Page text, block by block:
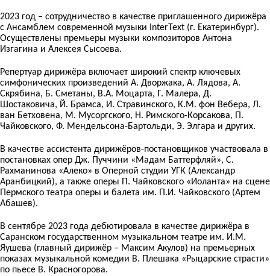
2023 год – сотрудничество в качестве приглашенного дирижёра
с Ансамблем современной музыки InterText (г. Екатеринбург).
Осуществлены премьеры музыки композиторов Антона
Изгагина и Алексея Сысоева.
Репертуар дирижёра включает широкий спектр ключевых
симфонических произведений А. Дворжака, А. Лядова, А.
Скрябина, Б. Сметаны, В.А. Моцарта, Г. Малера, Д.
Шостаковича, Й. Брамса, И. Стравинского, К.М. фон Вебера, Л.
ван Бетховена, М. Мусоргского, Н. Римского-Корсакова, П.
Чайковского, Ф. Мендельсона-Бартольди, Э. Элгара и других.
В качестве ассистента дирижёров-постановщиков участвовала в
постановках опер Дж. Пуччини «Мадам Баттерфляй», С.
Рахманинова «Алеко» в Оперной студии УГК (Александр
Аранбицкий), а также оперы П. Чайковского «Иоланта» на сцене
Пермского театра оперы и балета им. П.И. Чайковского (Артем
Абашев).
В сентябре 2023 года дебютировала в качестве дирижёра в
Саранском государственном музыкальном театре им. И.М.
Яушева (главный дирижёр – Максим Акулов) на премьерных
показах музыкальной комедии В. Плешака «Рыцарские страсти»
по пьесе В. Красногорова.